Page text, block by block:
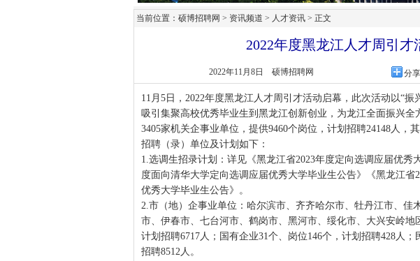
当前位置：硕博招聘网 > 资讯频道 > 人才资讯 > 正文
2022年度黑龙江人才周引才
2022年11月8日 硕博招聘网 分
11月5日，2022年度黑龙江人才周引才活动启幕，此次活动以“振
吸引集聚高校优秀毕业生到黑龙江创新创业，为龙江全面振兴
3405家机关企事业单位，提供9460个岗位，计划招聘24148人，
招聘（录）单位及计划如下：
1.选调生招录计划：详见《黑龙江省2023年度定向选调应届优秀
度面向清华大学定向选调应届优秀大学毕业生公告》《黑龙江省
优秀大学毕业生公告》。
2.市（地）企事业单位：哈尔滨市、齐齐哈尔市、牡丹江市、佳
市、伊春市、七台河市、鹤岗市、黑河市、绥化市、大兴安岭地
计划招聘6717人；国有企业31个、岗位146个，计划招聘428人；
招聘8512人。